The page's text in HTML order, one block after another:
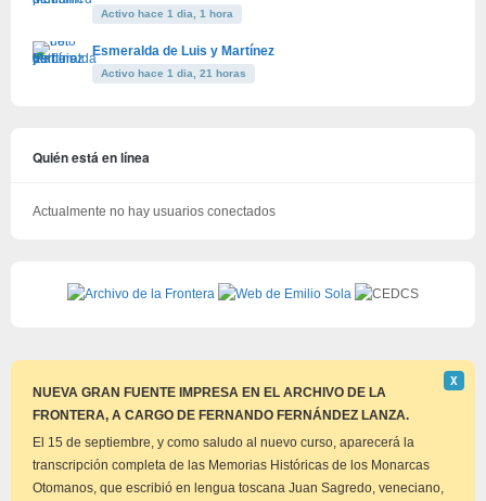
Activo hace 1 dia, 1 hora
Esmeralda de Luis y Martínez
Activo hace 1 dia, 21 horas
Quién está en línea
Actualmente no hay usuarios conectados
NUEVA GRAN FUENTE IMPRESA EN EL ARCHIVO DE LA
FRONTERA, A CARGO DE FERNANDO FERNÁNDEZ LANZA.
este
Χ
El 15 de septiembre, y como saludo al nuevo curso, aparecerá la
transcripción completa de las Memorias Históricas de los Monarcas
Otomanos, que escribió en lengua toscana Juan Sagredo, veneciano,